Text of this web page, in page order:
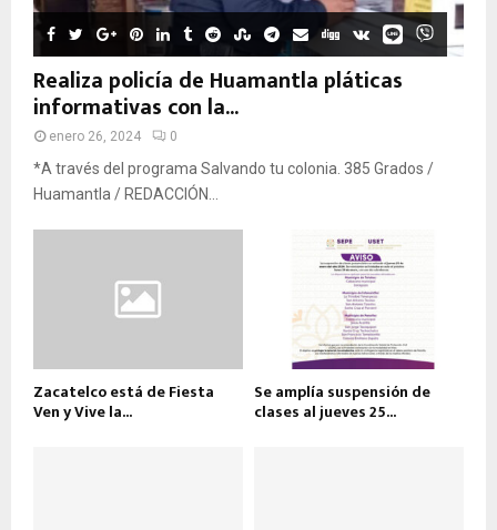
Realiza policía de Huamantla pláticas
informativas con la...
enero 26, 2024 0
*A través del programa Salvando tu colonia. 385 Grados /
Huamantla / REDACCIÓN...
Zacatelco está de Fiesta
Ven y Vive la...
Se amplía suspensión de
clases al jueves 25...